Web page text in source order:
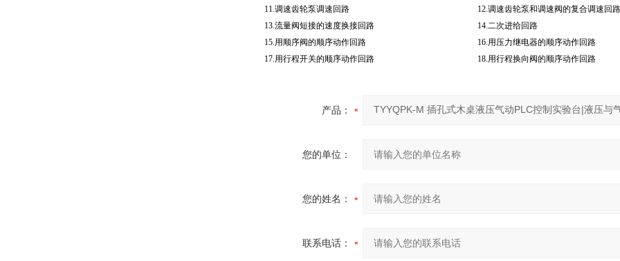
11.调速齿轮泵调速回路
12.调速齿轮泵和调速阀的复合调速回路
13.流量阀短接的速度换接回路
14.二次进给回路
15.用顺序阀的顺序动作回路
16.用压力继电器的顺序动作回路
17.用行程开关的顺序动作回路
18.用行程换向阀的顺序动作回路
产品：
您的单位：
您的姓名：
联系电话：